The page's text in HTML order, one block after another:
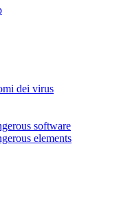
dei virus
software
elements